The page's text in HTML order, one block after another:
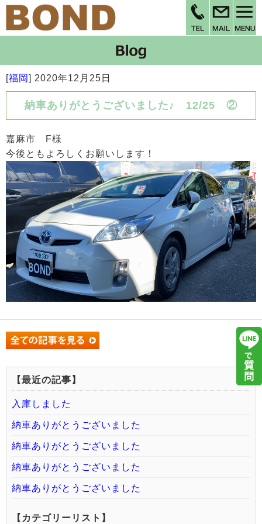
[福岡] 2020年12月25日
納車ありがとうございました♪ 12/25 ②
嘉麻市 F様
今後ともよろしくお願いします！
【最近の記事】
入庫しました
納車ありがとうございました
納車ありがとうございました
納車ありがとうございました
納車ありがとうございました
【カテゴリーリスト】